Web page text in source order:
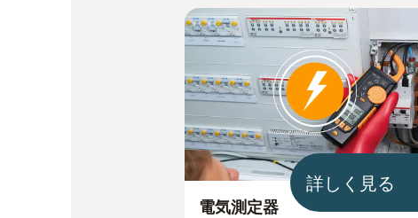
詳しく見る
電気測定器